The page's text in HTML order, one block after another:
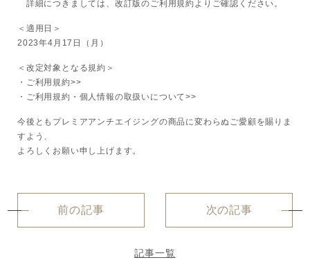
サービス
定期便サービスのご案内
会員ステージ・ポイントプログラム
ギフトラッピングサービス
詳細につきましては、改訂版のご利用規約よりご確認ください。
＜適用日＞
2023年4月17日（月）
＜改定対象となる規約＞
・ ご利用規約>>
・ ご利用規約・個人情報の取扱いについて>>
今後ともプレミアアンチエイジングの商品に変わらぬご愛顧を賜りま
すよう、
よろしくお願い申し上げます。
前の記事 次の記事
記事一覧